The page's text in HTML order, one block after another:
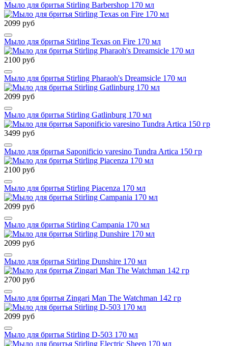
Мыло для бритья Stirling Barbershop 170 мл
2099 руб
Мыло для бритья Stirling Texas on Fire 170 мл
2100 руб
Мыло для бритья Stirling Pharaoh's Dreamsicle 170 мл
2099 руб
Мыло для бритья Stirling Gatlinburg 170 мл
3499 руб
Мыло для бритья Saponificio varesino Tundra Artica 150 гр
2100 руб
Мыло для бритья Stirling Piacenza 170 мл
2099 руб
Мыло для бритья Stirling Campania 170 мл
2099 руб
Мыло для бритья Stirling Dunshire 170 мл
2700 руб
Мыло для бритья Zingari Man The Watchman 142 гр
2099 руб
Мыло для бритья Stirling D-503 170 мл